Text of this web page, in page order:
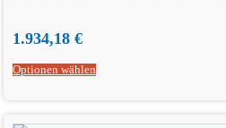
1.934,18 €
Optionen wählen